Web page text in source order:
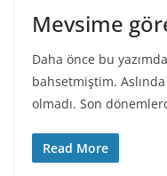
Mevsime
Daha önce bu
bahsetmiştim.
olmadı. Son
Read More